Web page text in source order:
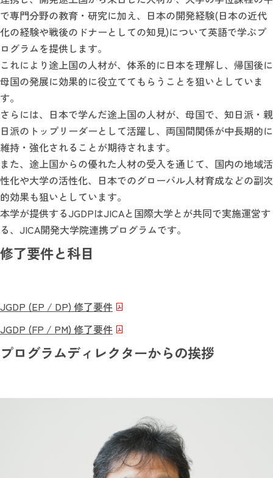
で専門分野の教育・研究に加え、日本の開発経験(日本の近代
化の経験や戦後のドナーとしての知見)について英語で学ぶプ
ログラムを提供します。
これにより途上国の人材が、体系的に日本を理解し、帰国後に
母国の発展に効果的に役立ててもらうことを狙いとしていま
す。
さらには、日本で学んだ途上国の人材が、母国で、知日派・親
日派のトップリーダーとして活躍し、両国間関係が中長期的に
維持・強化されることが期待されます。
また、途上国からの優れた人材の受入を通じて、国内の地域活
性化や大学の活性化、日本でのグローバル人材育成などの副次
的効果も狙いとしています。
本学が提供するJGDPはJICAと国際大学とが共同で実施運営す
る、JICA開発大学院連携プログラムです。
修了要件と科目
JGDP (EP / DP) 修了要件
JGDP (FP / PM) 修了要件
プログラムディレクターからの挨拶